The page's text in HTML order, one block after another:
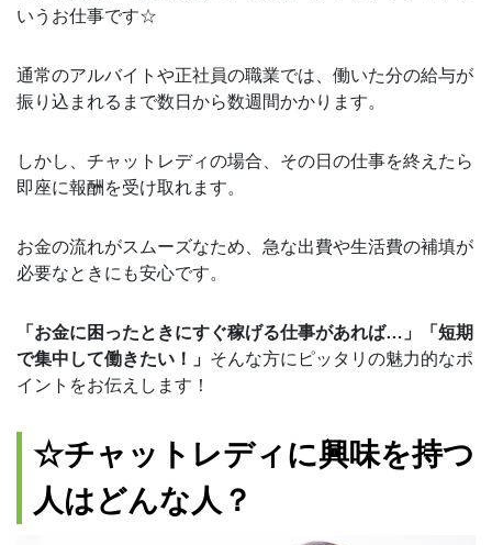
いうお仕事です☆
通常のアルバイトや正社員の職業では、働いた分の給与が
振り込まれるまで数日から数週間かかります。
しかし、チャットレディの場合、その日の仕事を終えたら
即座に報酬を受け取れます。
お金の流れがスムーズなため、急な出費や生活費の補填が
必要なときにも安心です。
「お金に困ったときにすぐ稼げる仕事があれば…」「短期
で集中して働きたい！」 そんな方にピッタリの魅力的なポ
イントをお伝えします！
☆チャットレディに興味を持つ
人はどんな人？